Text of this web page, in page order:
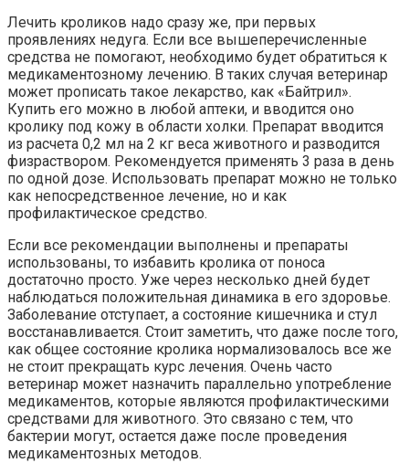
Лечить кроликов надо сразу же, при первых
проявлениях недуга. Если все вышеперечисленные
средства не помогают, необходимо будет обратиться к
медикаментозному лечению. В таких случая ветеринар
может прописать такое лекарство, как «Байтрил».
Купить его можно в любой аптеки, и вводится оно
кролику под кожу в области холки. Препарат вводится
из расчета 0,2 мл на 2 кг веса животного и разводится
физраствором. Рекомендуется применять 3 раза в день
по одной дозе. Использовать препарат можно не только
как непосредственное лечение, но и как
профилактическое средство.
Если все рекомендации выполнены и препараты
использованы, то избавить кролика от поноса
достаточно просто. Уже через несколько дней будет
наблюдаться положительная динамика в его здоровье.
Заболевание отступает, а состояние кишечника и стул
восстанавливается. Стоит заметить, что даже после того,
как общее состояние кролика нормализовалось все же
не стоит прекращать курс лечения. Очень часто
ветеринар может назначить параллельно употребление
медикаментов, которые являются профилактическими
средствами для животного. Это связано с тем, что
бактерии могут, остается даже после проведения
медикаментозных методов.